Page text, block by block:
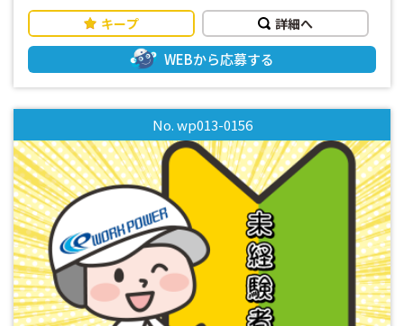
りません！ ライフワークバランスを大切にしながら働きた
いかたにピッタリ♪ （パート勤務をご希望の方は応募時に
お知らせください／応相談） ≪おすすめポイント！≫ ・冷暖
房完備ですので一年中快適に作業ができます ・集中してもく
もくと作業に取り組むのが得意な方におすすめです ・女性活
躍中の職場です ・幅広い年代の方が活躍しています ・お友達
同士のご応募OK！お気軽にお問い合わせください ・未経験の
方でも分かりやすく指導させていただきます ・基本は土日祝
休みの週休2日制なのでオンオフのメリハリをつけて働くこと
ができます ・週払いOK（規定有） ・工場見学可 ☆☆まずは
お気軽にお問い合わせください☆☆ *-*-*-*-*-*-*-*-*-*-*-*-*-
*-*-*-*-*-*-*-*-*-*-*-*-*-*-*-*-*-*-*-*-*-*-*-*-*-*-*-*-*-*-*-*-
*-*-*-*-*-*-*-*-*-*- 「面白そう！」「高時給でしっかり稼ぎ
たい！」「ブランクがあるけど働きたい！」 「未経験だけど
お仕事をやってみたい！」などなど… 少しでも興味があり
ましたら、まずはお気軽にお問い合わせください！ 今は別
キープ 詳細へ
WEBから応募する
No. wp013-0156